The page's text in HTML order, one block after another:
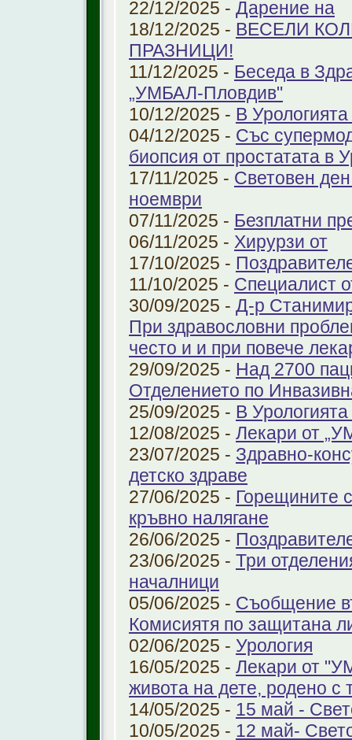
22/12/2025 - Дарение на
18/12/2025 - ВЕСЕЛИ
ПРАЗНИЦИ!
11/12/2025 - Беседа в
„УМБАЛ-Пловдив"
10/12/2025 - В
04/12/2025 - Със
биопсия от простатата в
17/11/2025 - Световен
ноември
07/11/2025 - Безплатни
06/11/2025 - Хирурзи от
17/10/2025 -
11/10/2025 - Специалист
30/09/2025 - Д-р
При здравословни
често и и при повече
29/09/2025 - Над 2700
Отделението по
25/09/2025 - В
12/08/2025 - Лекари от
23/07/2025 - Здравно-
детско здраве
27/06/2025 - Горещините
кръвно налягане
26/06/2025 -
23/06/2025 - Три
началници
05/06/2025 - Съобщение
Комисиятя по защитана
02/06/2025 - Урология
16/05/2025 - Лекари от
живота на дете, родено с
14/05/2025 - 15 май -
10/05/2025 - 12 май-